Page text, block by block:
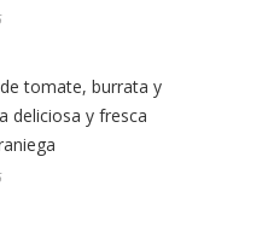
tomate, burrata y
deliciosa y fresca